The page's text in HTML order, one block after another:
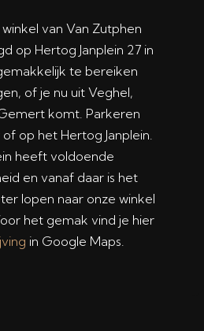
van Van Zutphen
op Hertog Janplein 27 in
te bereiken
of je nu uit Veghel,
komt. Parkeren
op het Hertog Janplein.
heeft voldoende
en vanaf daar is het
lopen naar onze winkel
het gemak vind je hier
in Google Maps.